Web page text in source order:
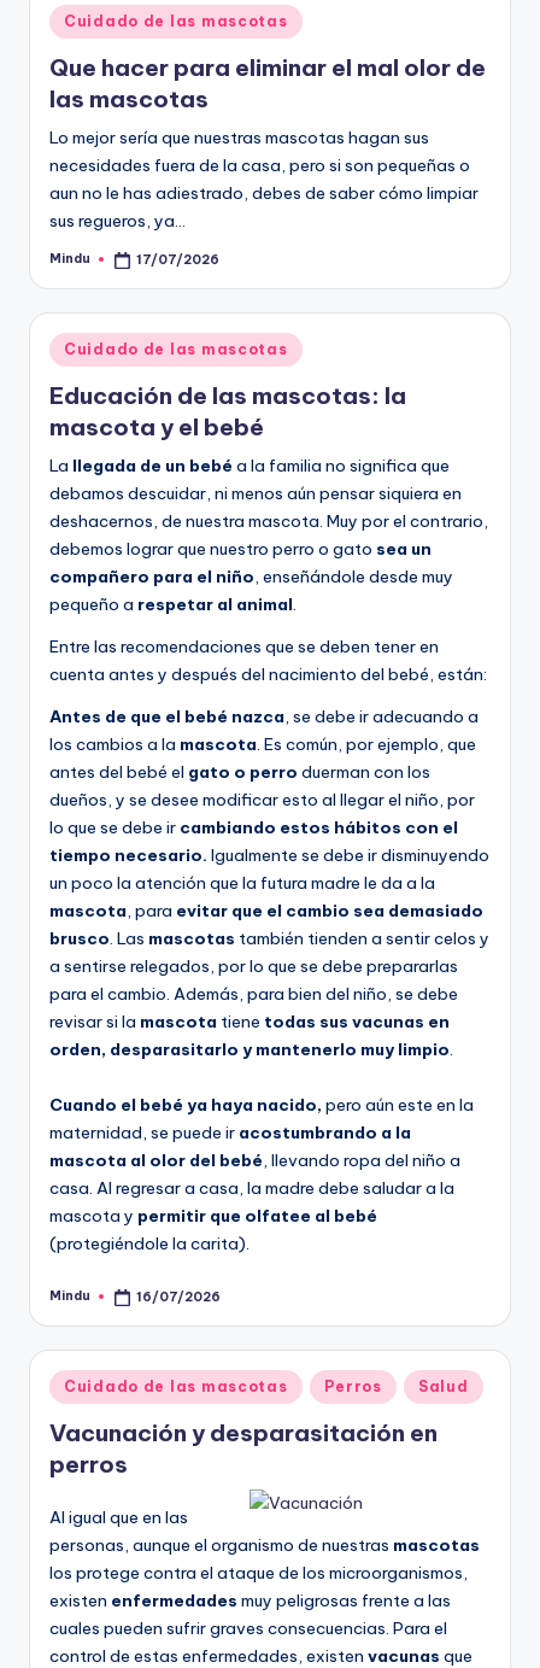
Publicado
en
Cuidado de las mascotas
Que hacer para eliminar el mal olor de
las mascotas
Lo mejor sería que nuestras mascotas hagan sus
necesidades fuera de la casa, pero si son pequeñas o
aun no le has adiestrado, debes de saber cómo limpiar
sus regueros, ya…
Publicado
Mindu 17/07/2026
Publicado
en
Cuidado de las mascotas
Educación de las mascotas: la
mascota y el bebé
La llegada de un bebé a la familia no significa que
debamos descuidar, ni menos aún pensar siquiera en
deshacernos, de nuestra mascota. Muy por el contrario,
debemos lograr que nuestro perro o gato sea un
compañero para el niño, enseñándole desde muy
pequeño a respetar al animal.
Entre las recomendaciones que se deben tener en
cuenta antes y después del nacimiento del bebé, están:
Antes de que el bebé nazca, se debe ir adecuando a
los cambios a la mascota. Es común, por ejemplo, que
antes del bebé el gato o perro duerman con los
dueños, y se desee modificar esto al llegar el niño, por
lo que se debe ir cambiando estos hábitos con el
tiempo necesario. Igualmente se debe ir disminuyendo
un poco la atención que la futura madre le da a la
mascota, para evitar que el cambio sea demasiado
brusco. Las mascotas también tienden a sentir celos y
a sentirse relegados, por lo que se debe prepararlas
para el cambio. Además, para bien del niño, se debe
revisar si la mascota tiene todas sus vacunas en
orden, desparasitarlo y mantenerlo muy limpio.
Cuando el bebé ya haya nacido, pero aún este en la
maternidad, se puede ir acostumbrando a la
mascota al olor del bebé, llevando ropa del niño a
casa. Al regresar a casa, la madre debe saludar a la
mascota y permitir que olfatee al bebé
(protegiéndole la carita).
Publicado
Mindu 16/07/2026
Publicado
en
Cuidado de las mascotas Perros Salud
Vacunación y desparasitación en
perros
Al igual que en las
personas, aunque el organismo de nuestras mascotas
los protege contra el ataque de los microorganismos,
existen enfermedades muy peligrosas frente a las
cuales pueden sufrir graves consecuencias. Para el
control de estas enfermedades, existen vacunas que